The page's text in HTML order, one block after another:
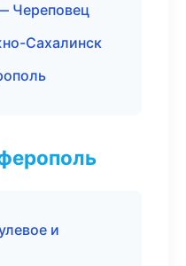
Череповец
Сахалинск
и